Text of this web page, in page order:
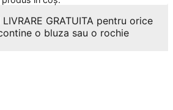
GRATUITA pentru orice
o bluza sau o rochie